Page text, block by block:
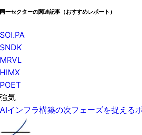
同一セクターの関連記事（おすすめレポート）
SOI.PA
SNDK
MRVL
HIMX
POET
強気
AIインフラ構築の次フェーズを捉える